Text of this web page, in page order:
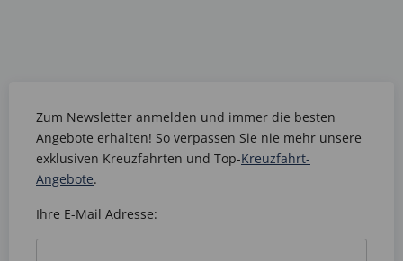
Zum Newsletter anmelden und immer die besten
Angebote erhalten! So verpassen Sie nie mehr unsere
exklusiven Kreuzfahrten und Top-Kreuzfahrt-
Angebote.
Ihre E-Mail Adresse: